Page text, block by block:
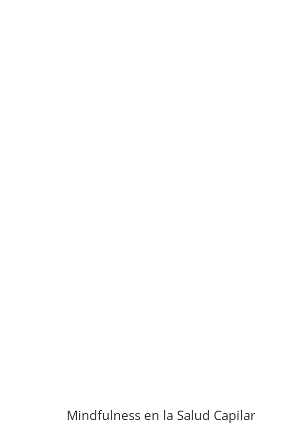
Mindfulness en la Salud Capilar